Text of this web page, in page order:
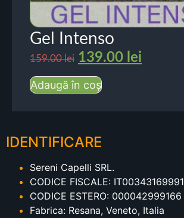
Gel Intenso
159.00lei 139.00 lei
Adaugă în coș
IDENTIFICARE
Sereni Capelli SRL.
CODICE FISCALE: IT00343169991
CODICE ESTERO: 000042999166
Fabrica: Resana, Veneto, Italia